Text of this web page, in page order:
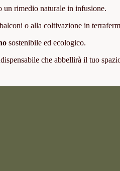
un rimedio naturale in infusione.
o alla coltivazione in
sostenibile ed ecologico.
che abbellirà il tuo